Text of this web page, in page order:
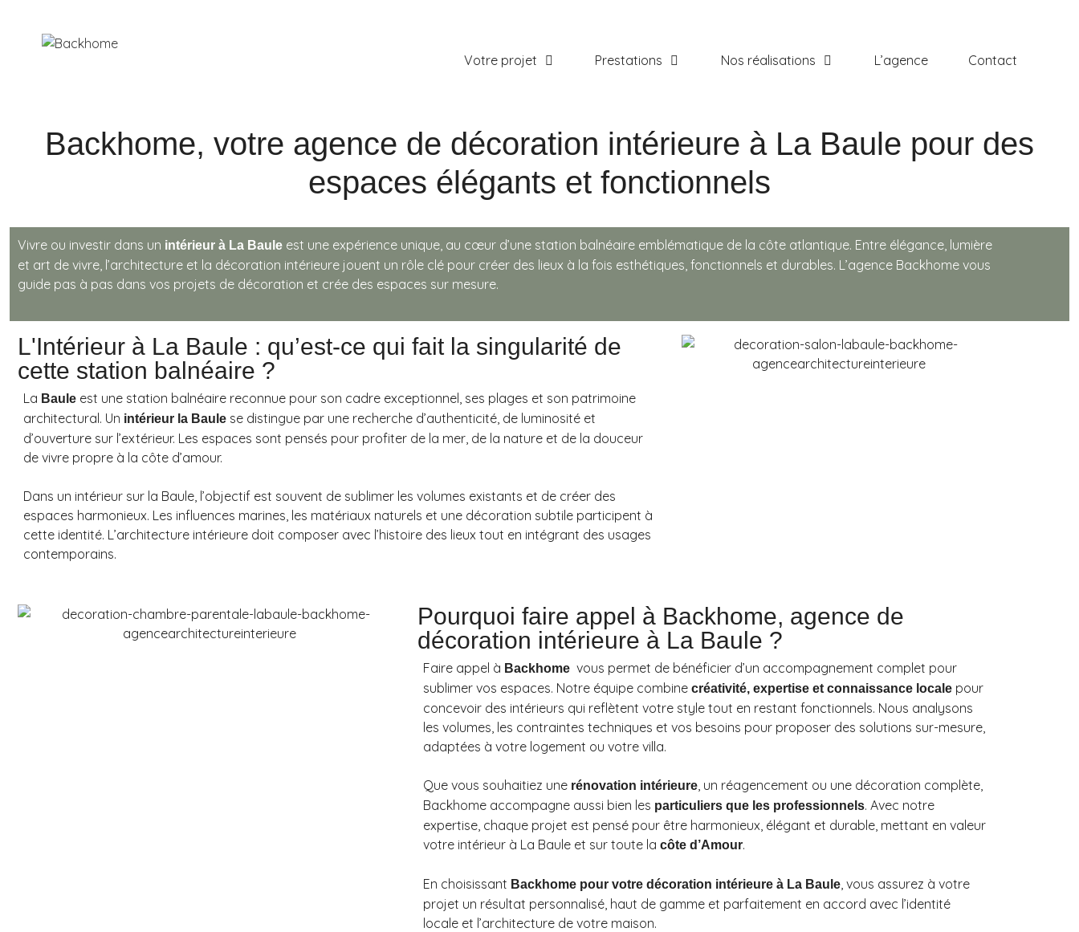
Votre projet Prestations Nos réalisations L’agence Contact
Backhome, votre agence de décoration intérieure à La Baule pour des
espaces élégants et fonctionnels
Vivre ou investir dans un intérieur à La Baule est une expérience unique, au cœur d’une station balnéaire emblématique de la côte atlantique. Entre élégance, lumière
et art de vivre, l’architecture et la décoration intérieure jouent un rôle clé pour créer des lieux à la fois esthétiques, fonctionnels et durables. L’agence Backhome vous
guide pas à pas dans vos projets de décoration et crée des espaces sur mesure.
L'Intérieur à La Baule : qu’est-ce qui fait la singularité de
cette station balnéaire ?
La Baule est une station balnéaire reconnue pour son cadre exceptionnel, ses plages et son patrimoine
architectural. Un intérieur la Baule se distingue par une recherche d’authenticité, de luminosité et
d’ouverture sur l’extérieur. Les espaces sont pensés pour profiter de la mer, de la nature et de la douceur
de vivre propre à la côte d’amour.
Dans un intérieur sur la Baule, l’objectif est souvent de sublimer les volumes existants et de créer des
espaces harmonieux. Les influences marines, les matériaux naturels et une décoration subtile participent à
cette identité. L’architecture intérieure doit composer avec l’histoire des lieux tout en intégrant des usages
contemporains.
Pourquoi faire appel à Backhome, agence de
décoration intérieure à La Baule ?
Faire appel à Backhome vous permet de bénéficier d’un accompagnement complet pour
sublimer vos espaces. Notre équipe combinecréativité, expertise et connaissance locale pour
concevoir des intérieurs qui reflètent votre style tout en restant fonctionnels. Nous analysons
les volumes, les contraintes techniques et vos besoins pour proposer des solutions sur-mesure,
adaptées à votre logement ou votre villa.
Que vous souhaitiez une rénovation intérieure, un réagencement ou une décoration complète,
Backhome accompagne aussi bien les particuliers que les professionnels. Avec notre
expertise, chaque projet est pensé pour être harmonieux, élégant et durable, mettant en valeur
votre intérieur à La Baule et sur toute lacôte d’Amour.
En choisissant Backhome pour votre décoration intérieure à La Baule, vous assurez à votre
projet un résultat personnalisé, haut de gamme et parfaitement en accord avec l’identité
locale et l’architecture de votre maison.